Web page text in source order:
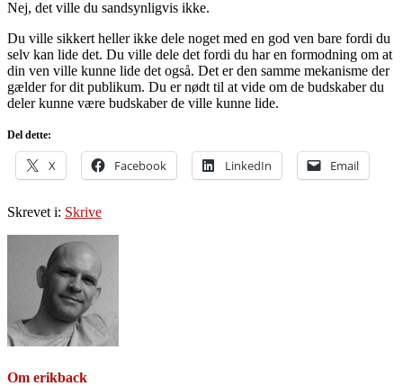
Nej, det ville du sandsynligvis ikke.
Du ville sikkert heller ikke dele noget med en god ven bare fordi du
selv kan lide det. Du ville dele det fordi du har en formodning om at
din ven ville kunne lide det også. Det er den samme mekanisme der
gælder for dit publikum. Du er nødt til at vide om de budskaber du
deler kunne være budskaber de ville kunne lide.
Del dette:
X Facebook LinkedIn Email
Skrevet i: Skrive
Om erikback